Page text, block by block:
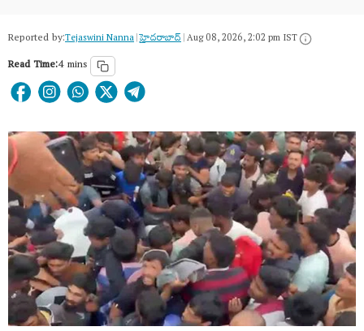
Reported by:Tejaswini Nanna|హైదరాబాద్​|Aug 08, 2026, 2:02 pm IST
Read Time:4 mins